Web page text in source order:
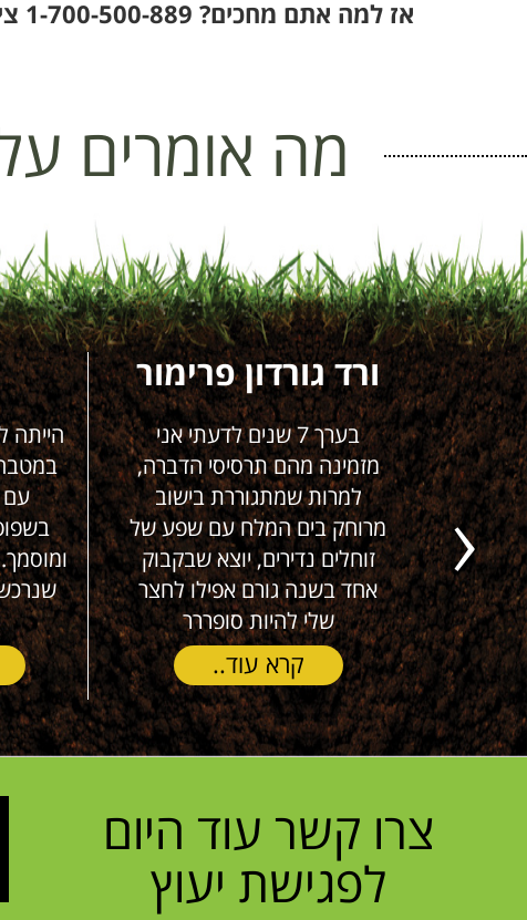
אז למה אתם מחכים? 1-700-500-889 צי'ק צ'ק ג'וק – צ'יק צ'ק והמזיקים בחוץ!
מה אומרים
ים
סבלנו
של
(!), במהלך
דירות
למעלה
הג'וקים
ורד גורדון פרימור
בערך 7 שנים לדעתי אני
מזמינה מהם תרסיסי הדברה,
למרות שמתגוררת בישוב
מרוחק בים המלח עם שפע של
זוחלים נדירים, יוצא שבקבוק
אחד בשנה גורם אפילו לחצר
שלי להיות סופררר
קרא עוד..
הייתה
עם
צרו קשר עוד היום
לפגישת יעוץ